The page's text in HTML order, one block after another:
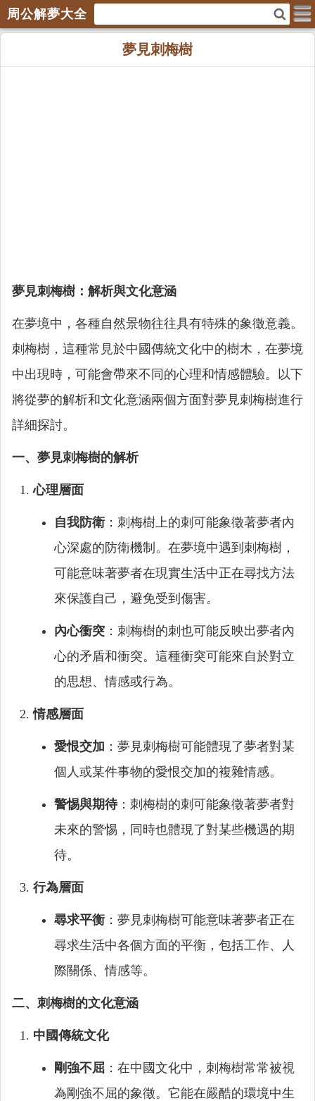
周公解夢大全
夢見刺梅樹
夢見刺梅樹：解析與文化意涵
在夢境中，各種自然景物往往具有特殊的象徵意義。
刺梅樹，這種常見於中國傳統文化中的樹木，在夢境
中出現時，可能會帶來不同的心理和情感體驗。以下
將從夢的解析和文化意涵兩個方面對夢見刺梅樹進行
詳細探討。
一、夢見刺梅樹的解析
心理層面
自我防衛：刺梅樹上的刺可能象徵著夢者內
心深處的防衛機制。在夢境中遇到刺梅樹，
可能意味著夢者在現實生活中正在尋找方法
來保護自己，避免受到傷害。
內心衝突 ：刺梅樹的刺也可能反映出夢者內
心的矛盾和衝突。這種衝突可能來自於對立
的思想、情感或行為。
情感層面
愛恨交加 ：夢見刺梅樹可能體現了夢者對某
個人或某件事物的愛恨交加的複雜情感。
警惕與期待：刺梅樹的刺可能象徵著夢者對
未來的警惕，同時也體現了對某些機遇的期
待。
行為層面
尋求平衡 ：夢見刺梅樹可能意味著夢者正在
尋求生活中各個方面的平衡，包括工作、人
際關係、情感等。
二、刺梅樹的文化意涵
中國傳統文化
剛強不屈 ：在中國文化中，刺梅樹常常被視
為剛強不屈的象徵。它能在嚴酷的環境中生